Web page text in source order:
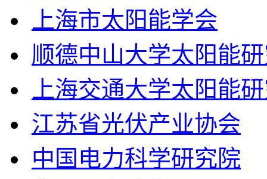
上海市太阳能学会
顺德中山大学太阳能
上海交通大学太阳能
江苏省光伏产业协会
中国电力科学研究院